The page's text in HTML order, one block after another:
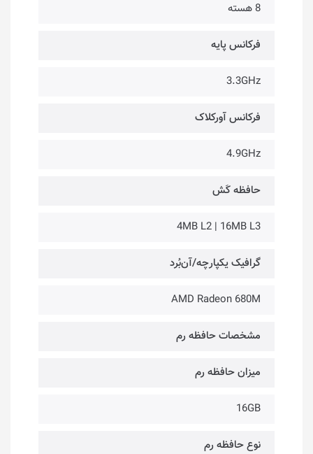
8 هسته
فرکانس پایه
3.3GHz
فرکانس آورکلاک
4.9GHz
حافظه کَش
4MB L2 | 16MB L3
گرافیک یکپارچه/آن‌بُرد
AMD Radeon 680M
مشخصات حافظه رم
میزان حافظه رم
16GB
نوع حافظه رم